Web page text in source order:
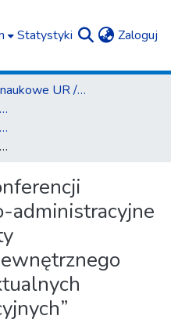
Statystyki Zaloguj
Czasopisma naukowe UR / Scientific Journals
Zeszyty Naukowe Uniwersytetu Rzeszowskiego. Seria Prawnicza. Prawo
Zeszyty Naukowe Uniwersytetu Rzeszowskiego. Seria Prawnicza. Prawo 19 (2016)
Sprawozdanie z konferencji naukowej „Prawno-administracyjne i finansowe aspekty bezpieczeństwa wewnętrznego państwa wobec aktualnych problemów migracyjnych”
administracyjne